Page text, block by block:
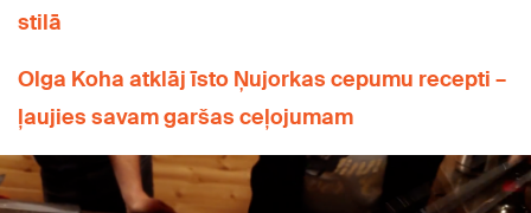
stilā
Olga Koha atklāj īsto Ņujorkas cepumu recepti –
ļaujies savam garšas ceļojumam